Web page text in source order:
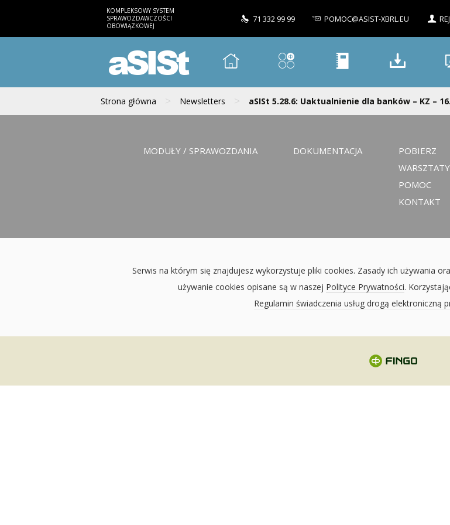
KOMPLEKSOWY SYSTEM
SPRAWOZDAWCZOŚCI
OBOWIĄZKOWEJ
71 332 99 99 POMOC@ASIST-XBRL.EU
aSISt
Strona główna > Newsletters > aSISt 5.28.6: Uaktualnienie dla banków – KZ –
MODUŁY / SPRAWOZDANIA DOKUMENTACJA
POBIERZ
WARSZTATY
POMOC
KONTAKT
Serwis na którym się znajdujesz wykorzystuje pliki cookies. Zasady ich używania
używanie cookies opisane są w naszej Polityce Prywatności.
Regulamin świadczenia usług drogą elektroniczną